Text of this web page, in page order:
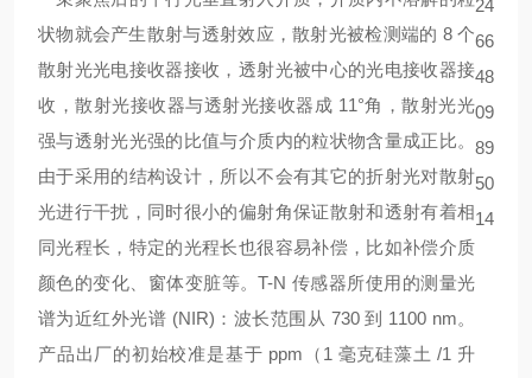
状物就会产生散射与透射效应，散射光被检测端的 8 个
散射光光电接收器接收，透射光被中心的光电接收器接
收，散射光接收器与透射光接收器成 11°角，散射光光
强与透射光光强的比值与介质内的粒状物含量成正比。
由于采用的结构设计，所以不会有其它的折射光对散射
光进行干扰，同时很小的偏射角保证散射和透射有着相
同光程长，特定的光程长也很容易补偿，比如补偿介质
颜色的变化、窗体变脏等。T-N 传感器所使用的测量光
谱为近红外光谱 (NIR)：波长范围从 730 到 1100 nm。
产品出厂的初始校准是基于 ppm（1 毫克硅藻土 /1 升